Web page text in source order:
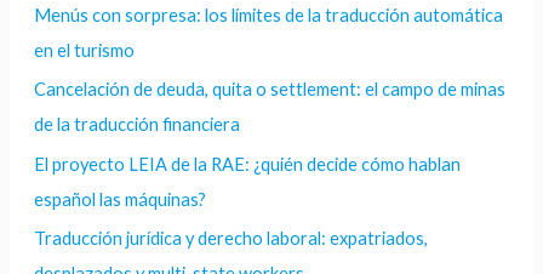
Menús con sorpresa: los límites de la traducción automática
en el turismo
Cancelación de deuda, quita o settlement: el campo de minas
de la traducción financiera
El proyecto LEIA de la RAE: ¿quién decide cómo hablan
español las máquinas?
Traducción jurídica y derecho laboral: expatriados,